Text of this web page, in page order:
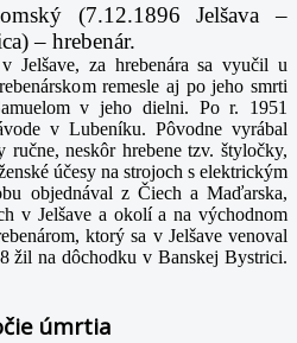
(7.12.1896 Jelšava –
– hrebenár.
Jelšave, za hrebenára sa vyučil u
remesle aj po jeho smrti
v jeho dielni. Po r. 1951
v Lubeníku. Pôvodne vyrábal
ručne, neskôr hrebene tzv. štyločky,
účesy na strojoch s elektrickým
objednával z Čiech a Maďarska,
v Jelšave a okolí a na východnom
ktorý sa v Jelšave venoval
žil na dôchodku v Banskej Bystrici.
úmrtia